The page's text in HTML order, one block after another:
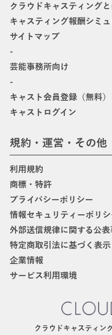
クラウドキャスティングと
キャスティング報酬シミ
サイトマップ
-
芸能事務所向け
-
キャスト会員登録（無料）
キャストログイン
規約・運営・その他
利用規約
商標・特許
プライバシーポリシー
情報セキュリティーポリシ
外部送信規律に関する公表
特定商取引法に基づく表示
企業情報
サービス利用環境
クラウドキャスティン